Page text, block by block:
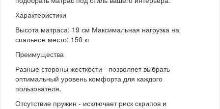
Характеристики
Высота матраса: 19 см Максимальная нагрузка на
спальное место: 150 кг
Преимущества
Разные стороны жесткости - позволяет выбрать
оптимальный уровень комфорта для каждого
пользователя.
Отсутствие пружин - исключает риск скрипов и